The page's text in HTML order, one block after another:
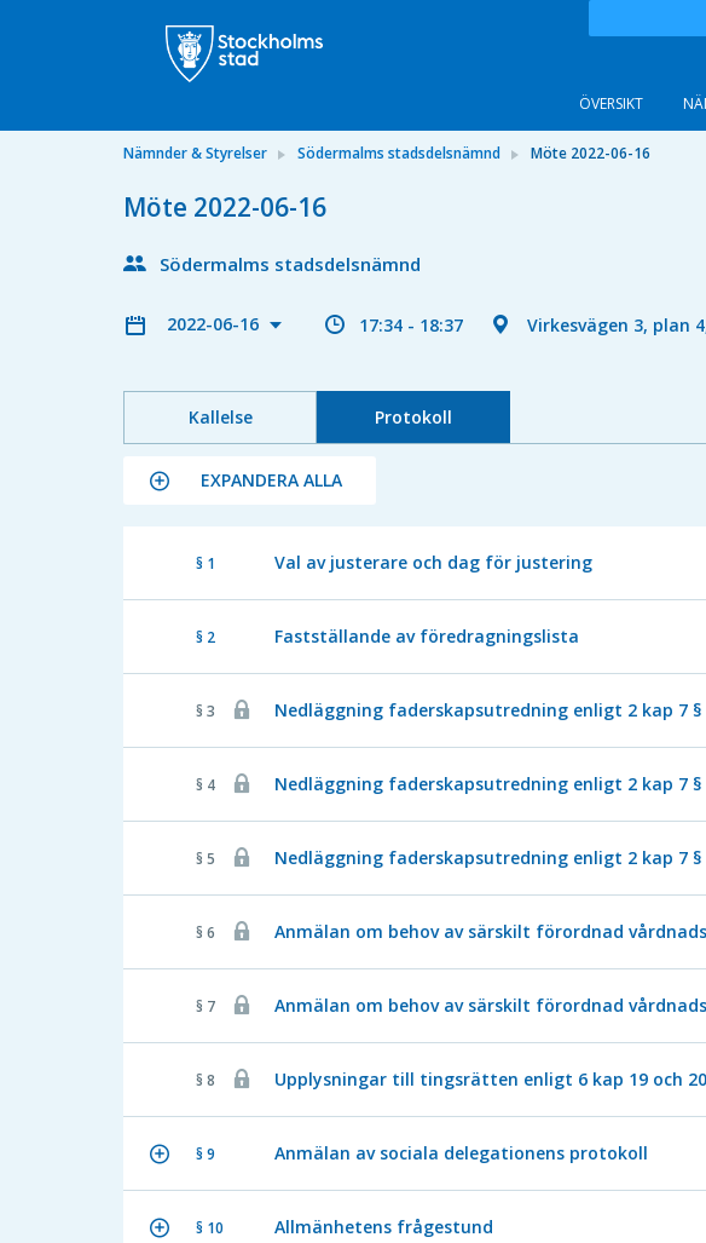
ÖVERSIKT
Nämnder & Styrelser Södermalms stadsdelsnämnd Möte 2022-06-16
Möte 2022-06-16
Södermalms stadsdelsnämnd
2022-06-16 17:34 - 18:37 Virkesvägen 3, plan
Kallelse Protokoll
EXPANDERA ALLA
§ 1 Val av justerare och dag för justering
§ 2 Fastställande av föredragningslista
§ 3 Nedläggning faderskapsutredning enligt 2 kap 7
§ 4 Nedläggning faderskapsutredning enligt 2 kap 7
§ 5 Nedläggning faderskapsutredning enligt 2 kap 7
§ 6 Anmälan om behov av särskilt förordnad
§ 7 Anmälan om behov av särskilt förordnad
§ 8 Upplysningar till tingsrätten enligt 6 kap 19 och
§ 9 Anmälan av sociala delegationens protokoll
§ 10 Allmänhetens frågestund